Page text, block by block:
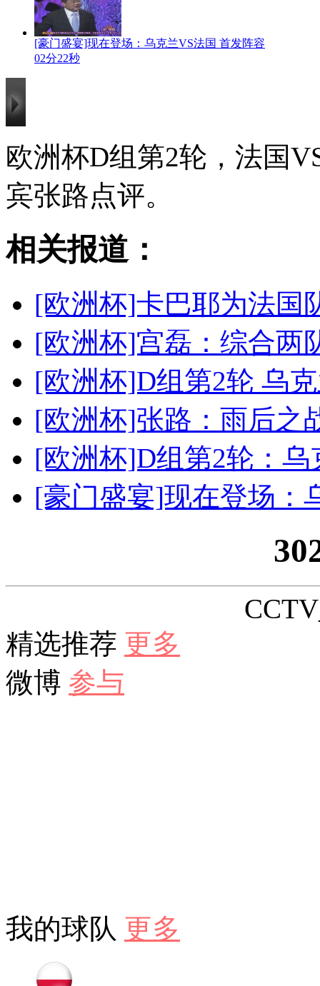
[豪门盛宴]现在登场：乌克兰VS法国 首发阵容
02分22秒
欧洲杯D组第2轮，法国
宾张路点评。
相关报道：
[欧洲杯]卡巴耶为法国
[欧洲杯]宫磊：综合两
[欧洲杯]D组第2轮 乌
[欧洲杯]张路：雨后之
[欧洲杯]D组第2轮：
[豪门盛宴]现在登场：
精选推荐 更多
微博 参与
我的球队 更多